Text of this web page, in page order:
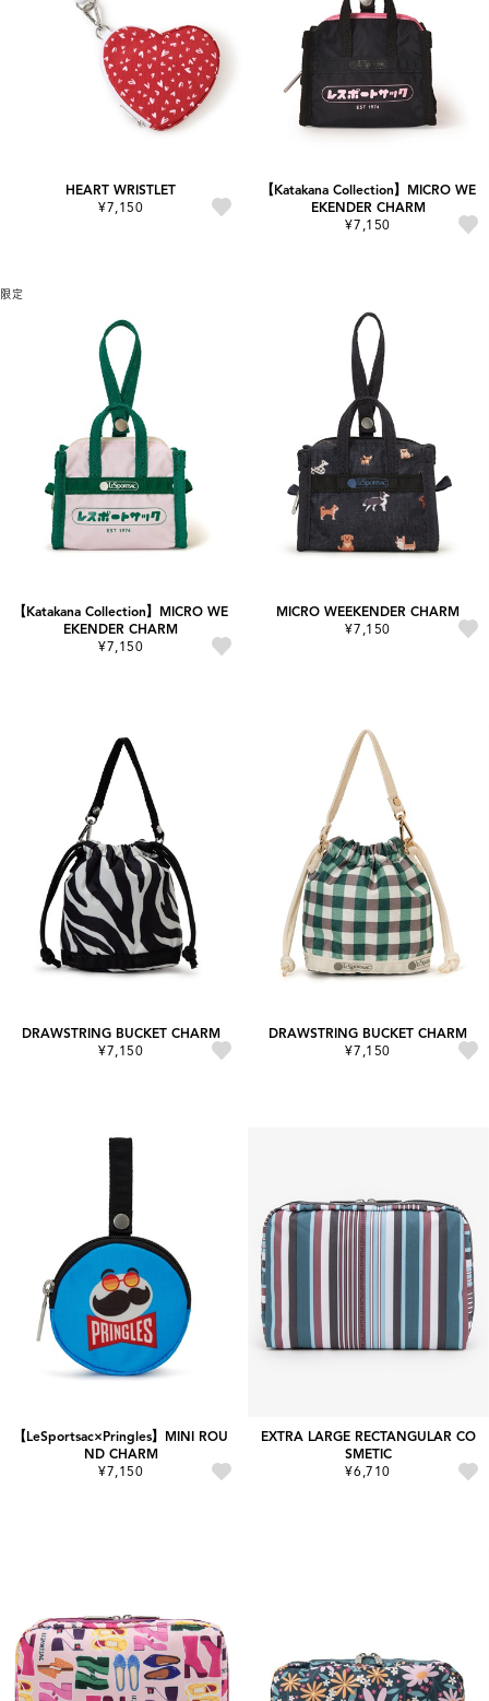
HEART WRISTLET
¥7,150
【Katakana Collection】MICRO WE
EKENDER CHARM
¥7,150
限定
【Katakana Collection】MICRO WE
EKENDER CHARM
¥7,150
MICRO WEEKENDER CHARM
¥7,150
DRAWSTRING BUCKET CHARM
¥7,150
DRAWSTRING BUCKET CHARM
¥7,150
【LeSportsac×Pringles】MINI ROU
ND CHARM
¥7,150
EXTRA LARGE RECTANGULAR CO
SMETIC
¥6,710